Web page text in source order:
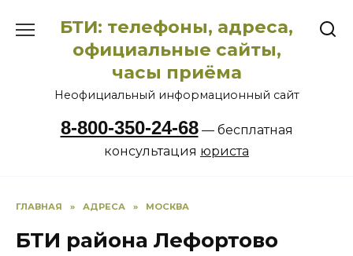
содержанию
БТИ: телефоны, адреса,
официальные сайты,
часы приёма
Неофициальный информационный сайт
8-800-350-24-68— бесплатная
консультация юриста
ГЛАВНАЯ » АДРЕСА » МОСКВА
БТИ района Лефортово